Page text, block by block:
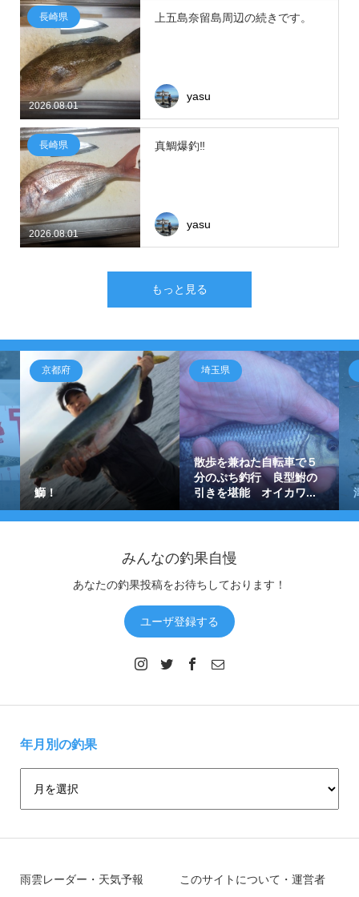
2026.08.01
長崎県 上五島奈留島周辺の続きです。
yasu
2026.08.01
長崎県 真鯛爆釣‼
yasu
もっと見る
京都府
鰤！
埼玉県
散歩を兼ねた自転車で５
分のぷち釣行 良型鮒の
引きを堪能 オイカワ...
みんなの釣果自慢
あなたの釣果投稿をお待ちしております！
ユーザ登録する
年月別の釣果
雨雲レーダー・天気予報 このサイトについて・運営者